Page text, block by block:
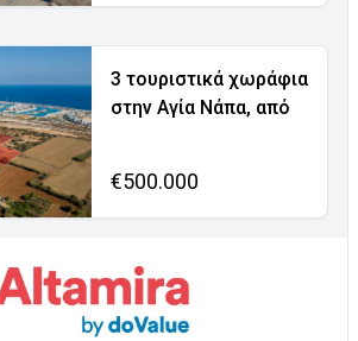
3 τουριστικά χωράφια
στην Αγία Νάπα, από
€500.000